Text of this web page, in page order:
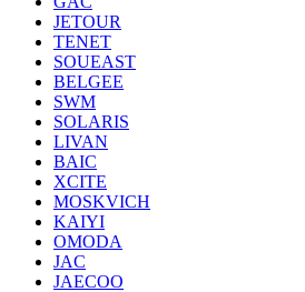
JETOUR
TENET
SOUEAST
BELGEE
SWM
SOLARIS
LIVAN
BAIC
XCITE
MOSKVICH
KAIYI
OMODA
JAC
JAECOO